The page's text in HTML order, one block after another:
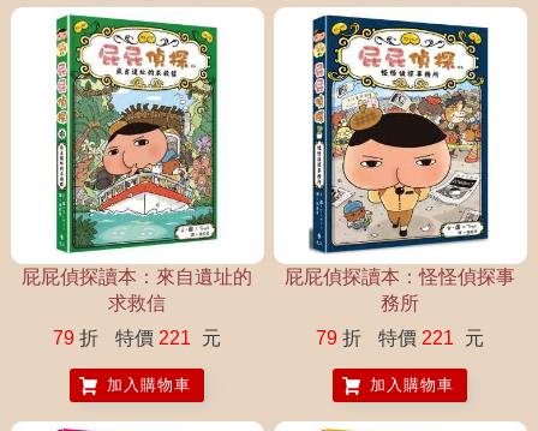
屁屁偵探讀本：來自遺址的
求救信
79 折 特價 221 元
加入購物車
屁屁偵探讀本：怪怪偵探事
務所
79 折 特價 221 元
加入購物車